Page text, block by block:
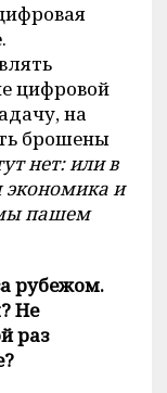
цифровой
на
брошены
нет: или в
экономика и
пашем
рубежом.
Не
раз